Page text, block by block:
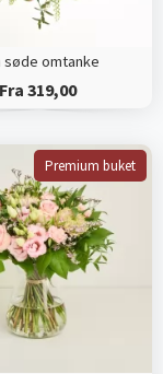
søde omtanke
Fra 319,00
Premium buket